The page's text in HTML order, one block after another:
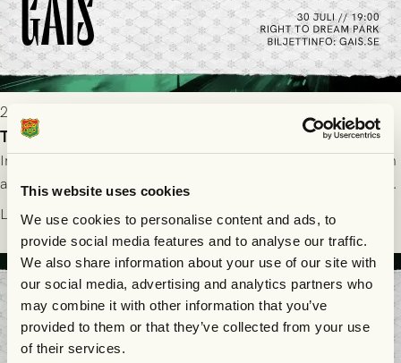
This website uses cookies
We use cookies to personalise content and ads, to
provide social media features and to analyse our traffic.
We also share information about your use of our site with
our social media, advertising and analytics partners who
may combine it with other information that you’ve
provided to them or that they’ve collected from your use
of their services.
2026-07-29 19:00
Truppen till FC Nordsjælland - GAIS 30/7
Imorgon torsdag spelar GAIS borta mot FC Nordsjælland i den
andra kvalmatchen till Conference League på Right to Dream
Park! Fredrik Holmberg och ledarstaben har tagit ut följande
trupp till matchen:
Läs mer